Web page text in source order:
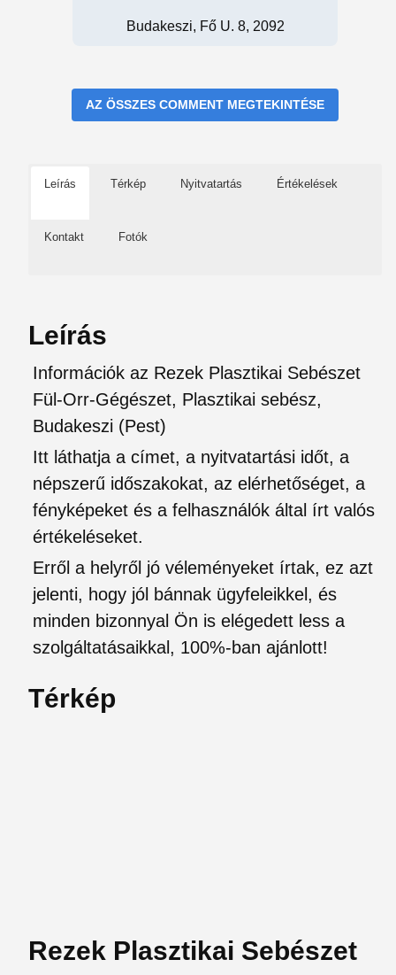
Budakeszi, Fő U. 8, 2092
AZ ÖSSZES COMMENT MEGTEKINTÉSE
Leírás Térkép Nyitvatartás Értékelések
Kontakt Fotók
Leírás
Információk az Rezek Plasztikai Sebészet
Fül-Orr-Gégészet, Plasztikai sebész,
Budakeszi (Pest)
Itt láthatja a címet, a nyitvatartási időt, a
népszerű időszakokat, az elérhetőséget, a
fényképeket és a felhasználók által írt valós
értékeléseket.
Erről a helyről jó véleményeket írtak, ez azt
jelenti, hogy jól bánnak ügyfeleikkel, és
minden bizonnyal Ön is elégedett less a
szolgáltatásaikkal, 100%-ban ajánlott!
Térkép
Rezek Plasztikai Sebészet